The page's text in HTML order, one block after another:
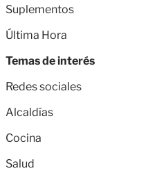
Suplementos
Última Hora
Temas de interés
Redes sociales
Alcaldías
Cocina
Salud